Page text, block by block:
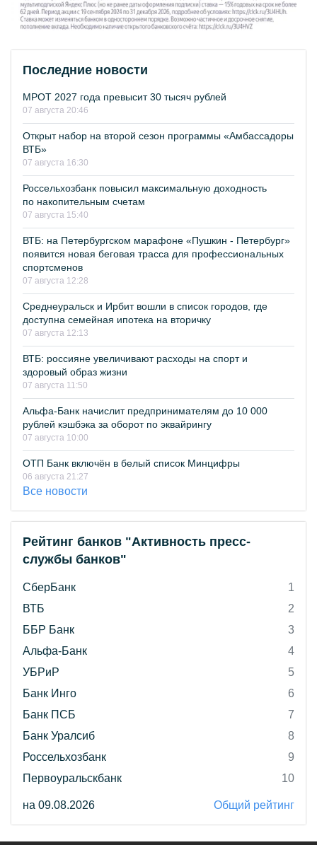
Последние новости
МРОТ 2027 года превысит 30 тысяч рублей
07 августа 20:46
Открыт набор на второй сезон программы «Амбассадоры
ВТБ»
07 августа 16:30
Россельхозбанк повысил максимальную доходность
по накопительным счетам
07 августа 15:40
ВТБ: на Петербургском марафоне «Пушкин - Петербург»
появится новая беговая трасса для профессиональных
спортсменов
07 августа 12:28
Среднеуральск и Ирбит вошли в список городов, где
доступна семейная ипотека на вторичку
07 августа 12:13
ВТБ: россияне увеличивают расходы на спорт и
здоровый образ жизни
07 августа 11:50
Альфа-Банк начислит предпринимателям до 10 000
рублей кэшбэка за оборот по эквайрингу
07 августа 10:00
ОТП Банк включён в белый список Минцифры
06 августа 21:27
Все новости
Рейтинг банков "Активность пресс-
службы банков"
СберБанк
1
ВТБ
2
ББР Банк
3
Альфа-Банк
4
УБРиР
5
Банк Инго
6
Банк ПСБ
7
Банк Уралсиб
8
Россельхозбанк
9
Первоуральскбанк
10
на 09.08.2026 Общий рейтинг